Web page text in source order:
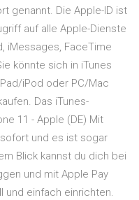
genannt. Die Apple-ID ist
auf alle Apple-Dienste
iMessages, FaceTime
könnte sich in iTunes
iPod oder PC/Mac
Das iTunes-
11 - Apple (DE) Mit
und es ist sogar
Blick kannst du dich bei
und mit Apple Pay
und einfach einrichten.